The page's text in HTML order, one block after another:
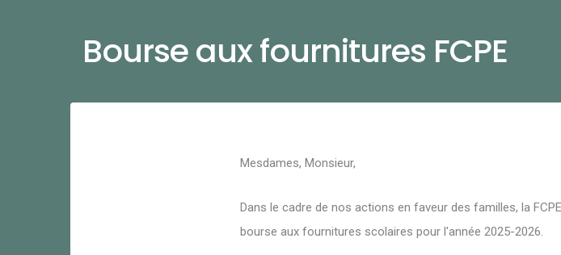
Bourse aux fournitures FCPE
Mesdames, Monsieur,
Dans le cadre de nos actions en faveur des familles, la
bourse aux fournitures scolaires pour l'année 2025-2026.